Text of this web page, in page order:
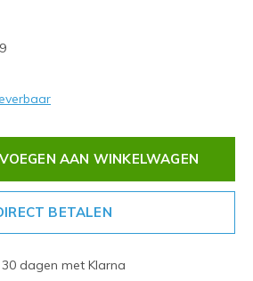
AAN WINKELWAGEN
BETALEN
dagen met Klarna